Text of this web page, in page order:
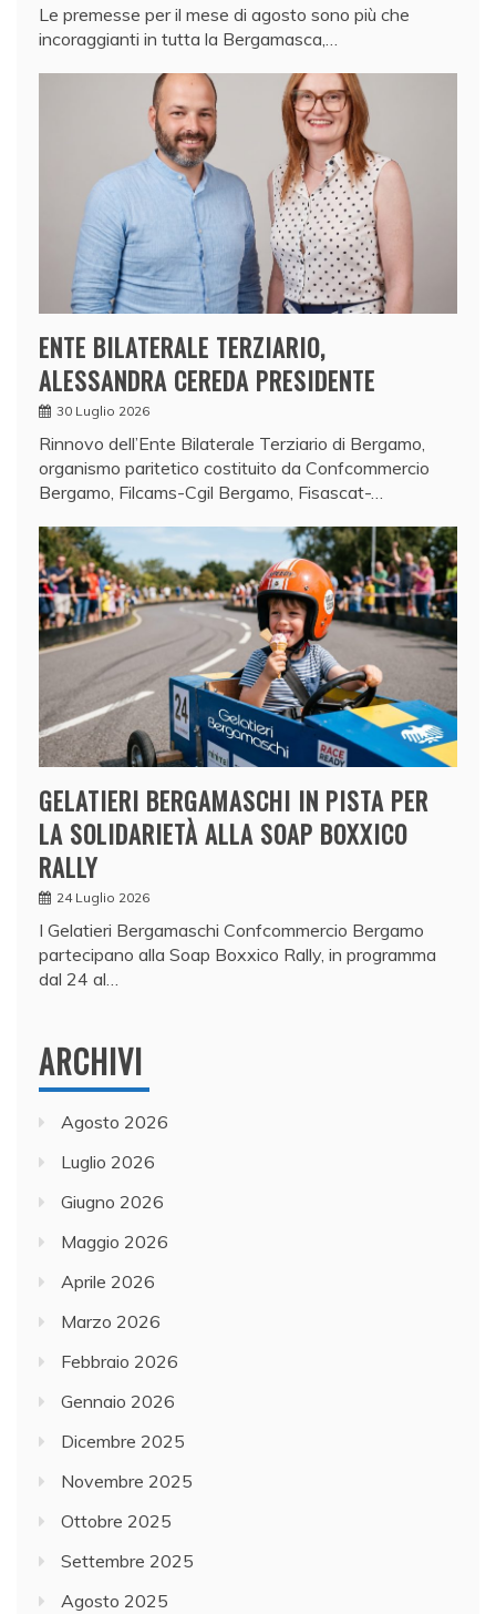
Le premesse per il mese di agosto sono più che
incoraggianti in tutta la Bergamasca,…
ENTE BILATERALE TERZIARIO,
ALESSANDRA CEREDA PRESIDENTE
30 Luglio 2026
Rinnovo dell’Ente Bilaterale Terziario di Bergamo,
organismo paritetico costituito da Confcommercio
Bergamo, Filcams-Cgil Bergamo, Fisascat-…
GELATIERI BERGAMASCHI IN PISTA PER
LA SOLIDARIETÀ ALLA SOAP BOXXICO
RALLY
24 Luglio 2026
I Gelatieri Bergamaschi Confcommercio Bergamo
partecipano alla Soap Boxxico Rally, in programma
dal 24 al…
ARCHIVI
Agosto 2026
Luglio 2026
Giugno 2026
Maggio 2026
Aprile 2026
Marzo 2026
Febbraio 2026
Gennaio 2026
Dicembre 2025
Novembre 2025
Ottobre 2025
Settembre 2025
Agosto 2025